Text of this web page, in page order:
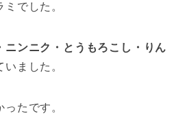
でした。
ニンニク・とうもろこし・りん
ました。
たです。